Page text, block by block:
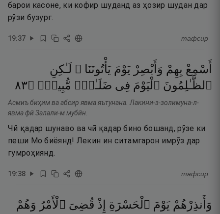
барои касоне, ки кофир шуданд аз ҳозир шудан дар
рӯзи бузург.
19:37 тафсир
أَسْمِعْ بِهِمْ وَأَبْصِرْ يَوْمَ يَأْتُونَنَا ۖ لَـٰكِنِ
ٱلظَّـٰلِمُونَ ٱلْيَوْمَ فِى ضَلَـٰلٍۢ مُّبِينٍۢ ۝٣٨
Асмиъ биҳим ва абсир явма яътунана. Лакини-з-золимуна-л-
явма фӣ Залали-м мубӣн.
Чӣ қадар шунаво ва чӣ қадар бино бошанд, рӯзе ки
пеши Мо биёянд! Лекин ин ситамгарон имрӯз дар
гумроҳиянд.
19:38 тафсир
وَأَنذِرْهُمْ يَوْمَ ٱلْحَسْرَةِ إِذْ قُضِىَ ٱلْأَمْرُ وَهُمْ